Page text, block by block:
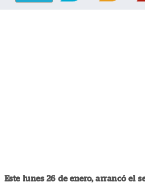
Este lunes 26 de enero, arrancó el